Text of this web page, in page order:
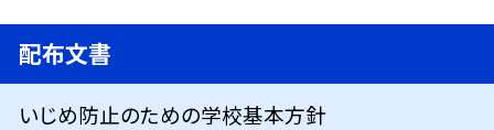
配布文書
いじめ防止のための学校基本方針